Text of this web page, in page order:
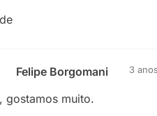
Felipe Borgomani 3
gostamos muito.